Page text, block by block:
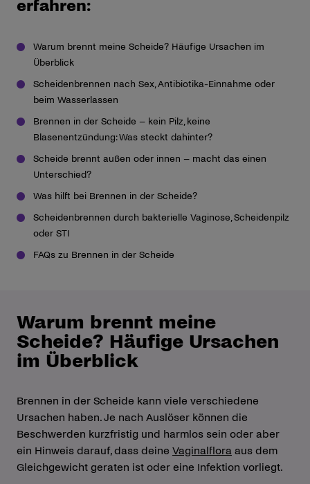
erfahren:
Warum brennt meine Scheide? Häufige Ursachen im
Überblick
Scheidenbrennen nach Sex, Antibiotika-Einnahme oder
beim Wasserlassen
Brennen in der Scheide – kein Pilz, keine
Blasenentzündung: Was steckt dahinter?
Scheide brennt außen oder innen – macht das einen
Unterschied?
Was hilft bei Brennen in der Scheide?
Scheidenbrennen durch bakterielle Vaginose, Scheidenpilz
oder STI
FAQs zu Brennen in der Scheide
Warum brennt meine
Scheide? Häufige Ursachen
im Überblick
Brennen in der Scheide kann viele verschiedene
Ursachen haben. Je nach Auslöser können die
Beschwerden kurzfristig und harmlos sein oder aber
ein Hinweis darauf, dass deine Vaginalflora aus dem
Gleichgewicht geraten ist oder eine Infektion vorliegt.